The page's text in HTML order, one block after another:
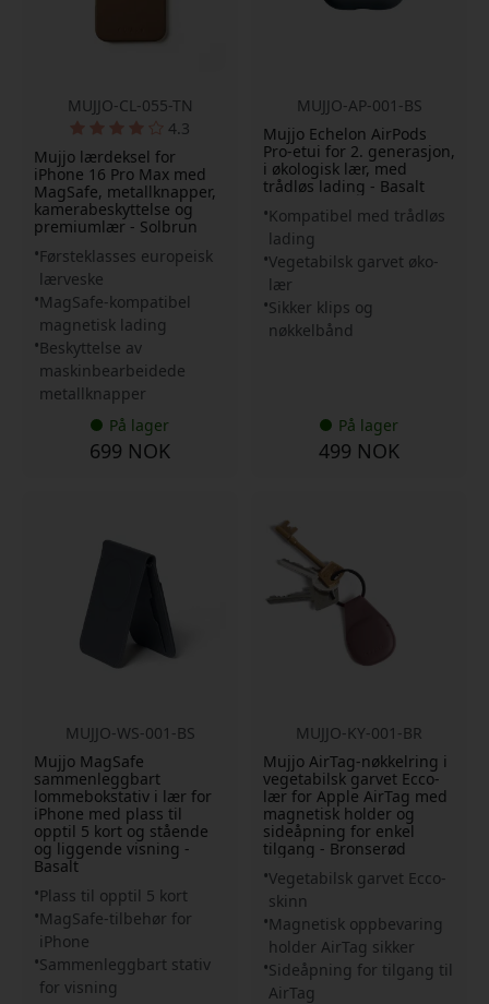
MUJJO-CL-055-TN
4.3
Mujjo lærdeksel for
iPhone 16 Pro Max med
MagSafe, metallknapper,
kamerabeskyttelse og
premiumlær - Solbrun
Førsteklasses europeisk
lærveske
MagSafe-kompatibel
magnetisk lading
Beskyttelse av
maskinbearbeidede
metallknapper
På lager
699 NOK
MUJJO-AP-001-BS
Mujjo Echelon AirPods
Pro-etui for 2. generasjon,
i økologisk lær, med
trådløs lading - Basalt
Kompatibel med trådløs
lading
Vegetabilsk garvet øko-
lær
Sikker klips og
nøkkelbånd
På lager
499 NOK
MUJJO-WS-001-BS
Mujjo MagSafe
sammenleggbart
lommebokstativ i lær for
iPhone med plass til
opptil 5 kort og stående
og liggende visning -
Basalt
Plass til opptil 5 kort
MagSafe-tilbehør for
iPhone
Sammenleggbart stativ
for visning
MUJJO-KY-001-BR
Mujjo AirTag-nøkkelring i
vegetabilsk garvet Ecco-
lær for Apple AirTag med
magnetisk holder og
sideåpning for enkel
tilgang - Bronserød
Vegetabilsk garvet Ecco-
skinn
Magnetisk oppbevaring
holder AirTag sikker
Sideåpning for tilgang til
AirTag